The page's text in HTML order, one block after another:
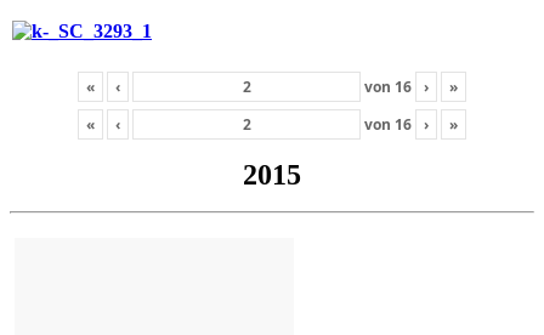
« ‹ von 16 ›
»
«
‹ von 16 › »
2015